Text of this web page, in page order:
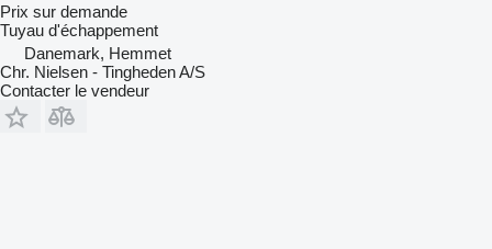
Prix sur demande
Tuyau d'échappement
Danemark, Hemmet
Chr. Nielsen - Tingheden A/S
Contacter le vendeur